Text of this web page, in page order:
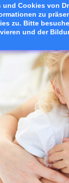
Cookies von
zu
zu. Bitte
und der